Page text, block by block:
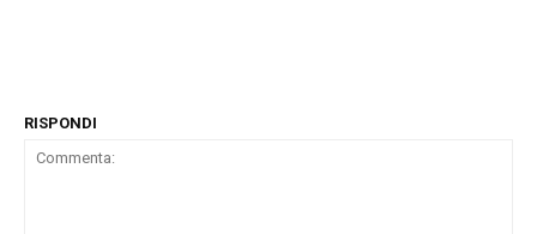
RISPONDI